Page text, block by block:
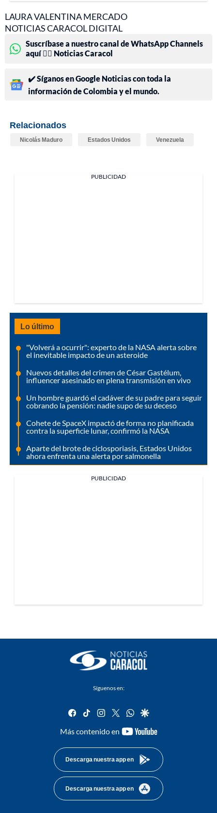
LAURA VALENTINA MERCADO
NOTICIAS CARACOL DIGITAL
Suscríbase a nuestro canal de WhatsApp Channels
aquí 👉🏻 Noticias Caracol
✔️ Síganos en Google Noticias con toda la
información de Colombia y el mundo.
Relacionados
Nicolás Maduro Estados Unidos Venezuela
PUBLICIDAD
Lo último
"Volverá a ocurrir": experto de la NASA alerta sobre
el inevitable impacto de un asteroide
Nuevos detalles del crimen de César Gastélum,
influencer asesinado en plena transmisión en vivo
Un hombre guardó el cadáver de su padre para seguir
cobrando la pensión: nadie supo de su deceso
Cohete de SpaceX impactó de forma no planificada
contra la superficie lunar, confirmó la NASA
Aparte del brote de ciclosporiasis, Estados Unidos
ahora enfrenta una alerta por salmonella
PUBLICIDAD
Síguenos en:
facebook
tiktok instagram
twitterwhatsapp
google
Más contenido en
youtube-
Descarga nuestra app en
Descarga nuestra app en